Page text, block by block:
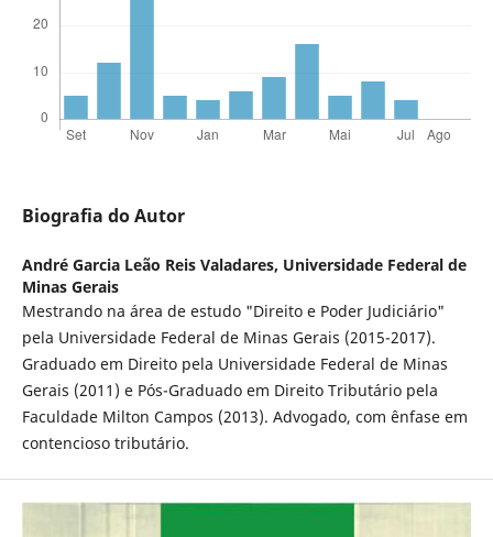
Biografia do Autor
André Garcia Leão Reis Valadares, Universidade Federal de
Minas Gerais
Mestrando na área de estudo "Direito e Poder Judiciário"
pela Universidade Federal de Minas Gerais (2015-2017).
Graduado em Direito pela Universidade Federal de Minas
Gerais (2011) e Pós-Graduado em Direito Tributário pela
Faculdade Milton Campos (2013). Advogado, com ênfase em
contencioso tributário.